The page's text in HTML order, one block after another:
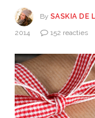
By SASKIA DE
2014
152 reacties